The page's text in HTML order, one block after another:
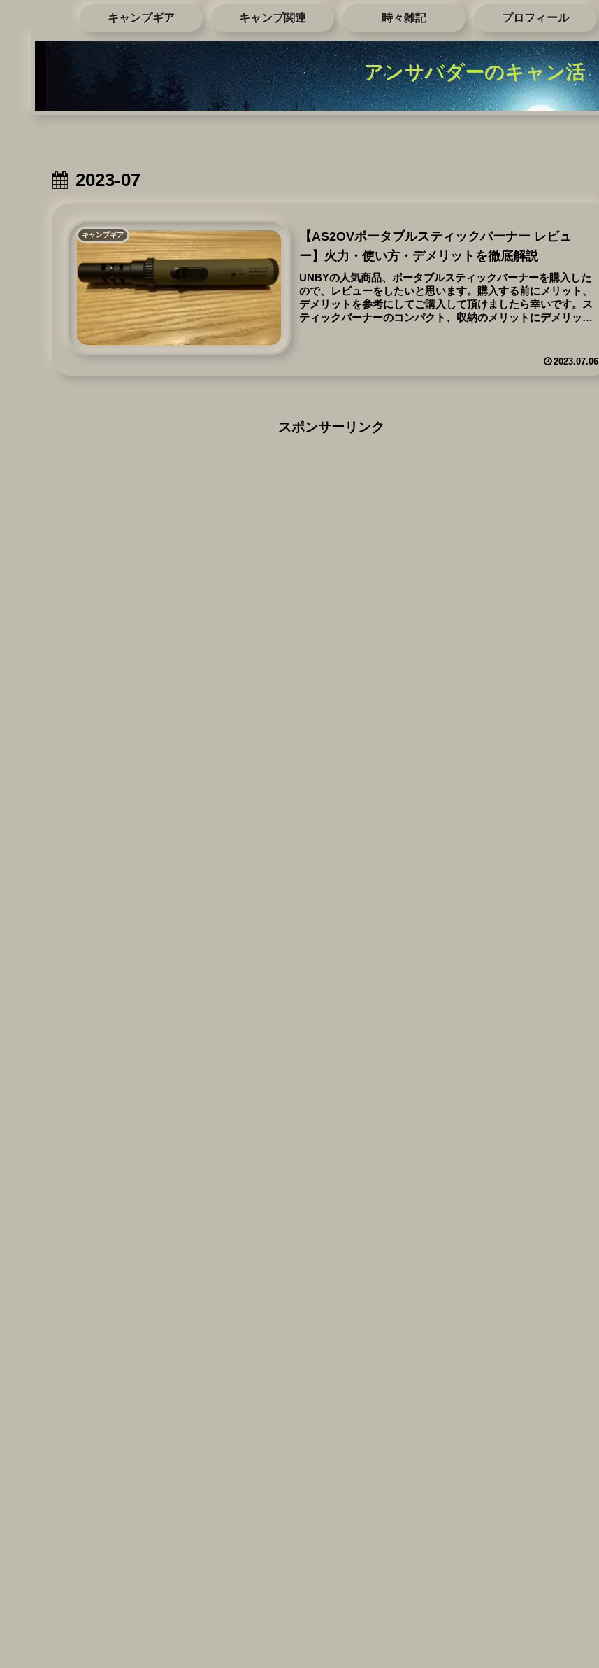
アンサバダーのキャン活
キャンプギア キャンプ関連 時々雑記 プロフィール
2023-07
キャンプギア
【AS2OVポータブルスティックバーナー レビュ
ー】火力・使い方・デメリットを徹底解説
UNBYの人気商品、ポータブルスティックバーナーを購入した
ので、レビューをしたいと思います。購入する前にメリット、
デメリットを参考にしてご購入して頂けましたら幸いです。ス
ティックバーナーのコンパクト、収納のメリットにデメリット
2023.07.06
スポンサーリンク